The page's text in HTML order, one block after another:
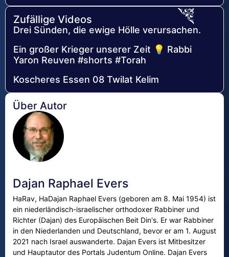
Zufällige Videos
Drei Sünden, die ewige Hölle verursachen.
Ein großer Krieger unserer Zeit 💡 Rabbi
Yaron Reuven #shorts #Torah
Koscheres Essen 08 Twilat Kelim
Über Autor
Dajan Raphael Evers
HaRav, HaDajan Raphael Evers (geboren am 8. Mai 1954) ist
ein niederländisch-israelischer orthodoxer Rabbiner und
Richter (Dajan) des Europäischen Beit Din's. Er war Rabbiner
in den Niederlanden und Deutschland, bevor er am 1. August
2021 nach Israel auswanderte. Dajan Evers ist Mitbesitzer
und Hauptautor des Portals Judentum Online. Dajan Evers